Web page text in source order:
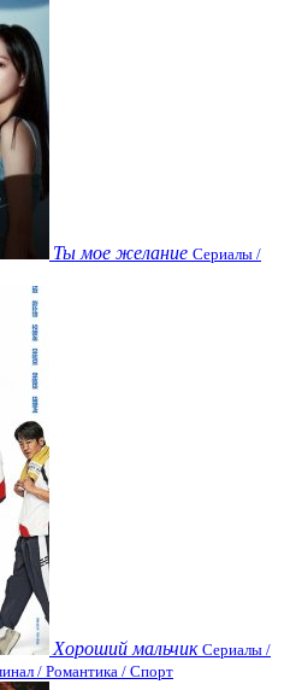
Ты мое желание Сериалы /
Хороший мальчик Сериалы /
/ Романтика / Спорт